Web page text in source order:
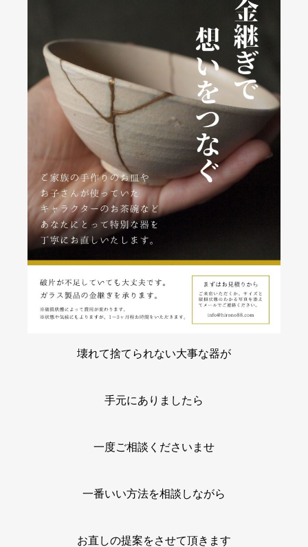
壊れて捨てられない大事な器が
手元にありましたら
一度ご相談くださいませ
一番いい方法を相談しながら
お直しの提案をさせて頂きます